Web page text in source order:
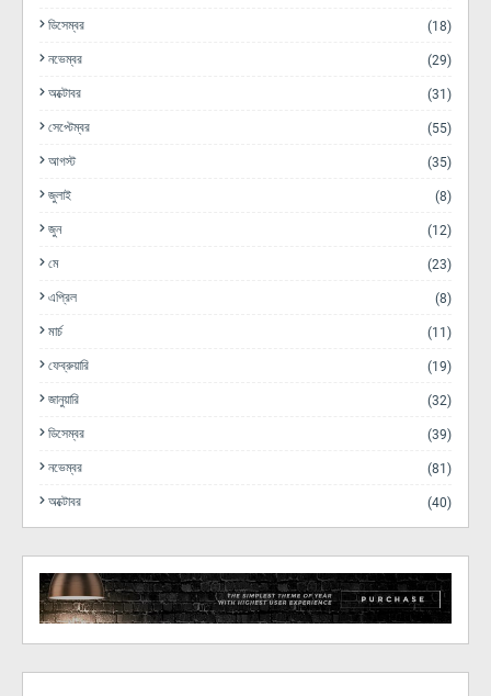
ডিসেম্বর (18)
নভেম্বর (29)
অক্টোবর (31)
সেপ্টেম্বর (55)
আগস্ট (35)
জুলাই (8)
জুন (12)
মে (23)
এপ্রিল (8)
মার্চ (11)
ফেব্রুয়ারি (19)
জানুয়ারি (32)
ডিসেম্বর (39)
নভেম্বর (81)
অক্টোবর (40)